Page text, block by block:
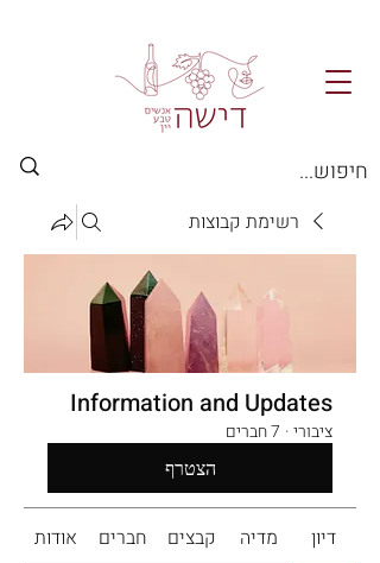
רשימת קבוצות
Information and Updates
ציבורי· 7 חברים
הצטרף
דיון מדיה קבצים חברים אודות